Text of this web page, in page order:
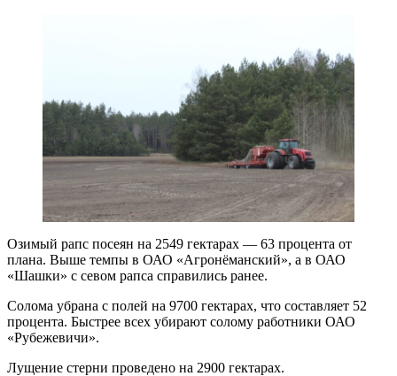
Озимый рапс посеян на 2549 гектарах — 63 процента от
плана. Выше темпы в ОАО «Агронёманский», а в ОАО
«Шашки» с севом рапса справились ранее.
Солома убрана с полей на 9700 гектарах, что составляет 52
процента. Быстрее всех убирают солому работники ОАО
«Рубежевичи».
Лущение стерни проведено на 2900 гектарах.